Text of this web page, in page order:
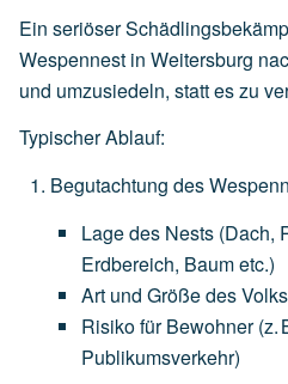
Ein seriöser
Wespennest in Weitersburg
und umzusiedeln, statt es zu
Typischer Ablauf:
Begutachtung des
Lagedes Nests (Dach,
Erdbereich, Baumetc.)
Art und GrößedesVolks
Risikofür Bewohner (z.
Publikumsverkehr)